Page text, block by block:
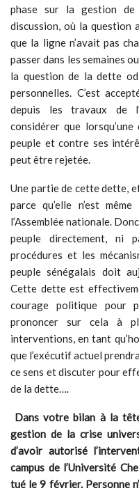
phase sur la gestion de
discussion, où la question
que la ligne n’avait pas
passer dans les semaines
la question de la dette
personnelles. C’est
depuis les travaux de
considérer que
peuple et contre ses
peut être rejetée.
Une partie de cette dette,
parce qu’elle n’est
l’Assemblée nationale.
peuple directement, ni
procédures et les
peuple sénégalais doit
Cette dette est
courage politique pour
prononcer sur cela à
interventions, en tant
que l’exécutif actuel
ce sens et discuter pour
de la dette….
Dans votre bilan à la
gestion de la crise
d’avoir autorisé
campus de l’Université
tué le 9 février. Personne